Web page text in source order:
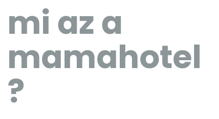
mi az a
mamahotel
?